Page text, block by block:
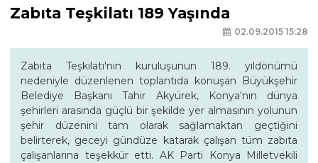
Zabıta Teşkilatı 189 Yaşında
02.09.2015 15:28
Zabıta Teşkilatı'nın kuruluşunun 189. yıldönümü
nedeniyle düzenlenen toplantıda konuşan Büyükşehir
Belediye Başkanı Tahir Akyürek, Konya'nın dünya
şehirleri arasında güçlü bir şekilde yer almasının yolunun
şehir düzenini tam olarak sağlamaktan geçtiğini
belirterek, geceyi gündüze katarak çalışan tüm zabıta
çalışanlarına teşekkür etti. AK Parti Konya Milletvekili